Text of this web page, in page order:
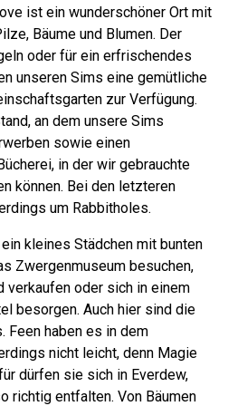
ist ein wunderschöner Ort mit
Bäume und Blumen. Der
oder für ein erfrischendes
unseren Sims eine gemütliche
zur Verfügung.
an dem unsere Sims
sowie einen
in der wir gebrauchte
können. Bei den letzteren
um Rabbitholes.
kleines Städchen mit bunten
Zwergenmuseum besuchen,
verkaufen oder sich in einem
besorgen. Auch hier sind die
Feen haben es in dem
nicht leicht, denn Magie
dürfen sie sich in Everdew,
richtig entfalten. Von Bäumen